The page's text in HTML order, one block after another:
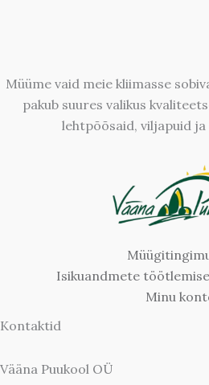
Müüme vaid meie kliimasse
pakub suures valikus
lehtpõõsaid, viljapuid
Isikuandmete
Minu
Kontaktid
Vääna Puukool OÜ